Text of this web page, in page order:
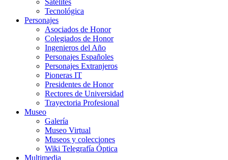
Satélites
Tecnológica
Personajes
Asociados de Honor
Colegiados de Honor
Ingenieros del Año
Personajes Españoles
Personajes Extranjeros
Pioneras IT
Presidentes de Honor
Rectores de Universidad
Trayectoria Profesional
Museo
Galería
Museo Virtual
Museos y colecciones
Wiki Telegrafía Óptica
Multimedia